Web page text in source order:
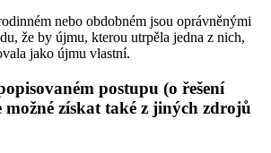
nebo obdobném jsou oprávněnými
že by újmu, kterou utrpěla jedna z nich,
jako újmu vlastní.
postupu (o řešení
možné získat také z jiných zdrojů